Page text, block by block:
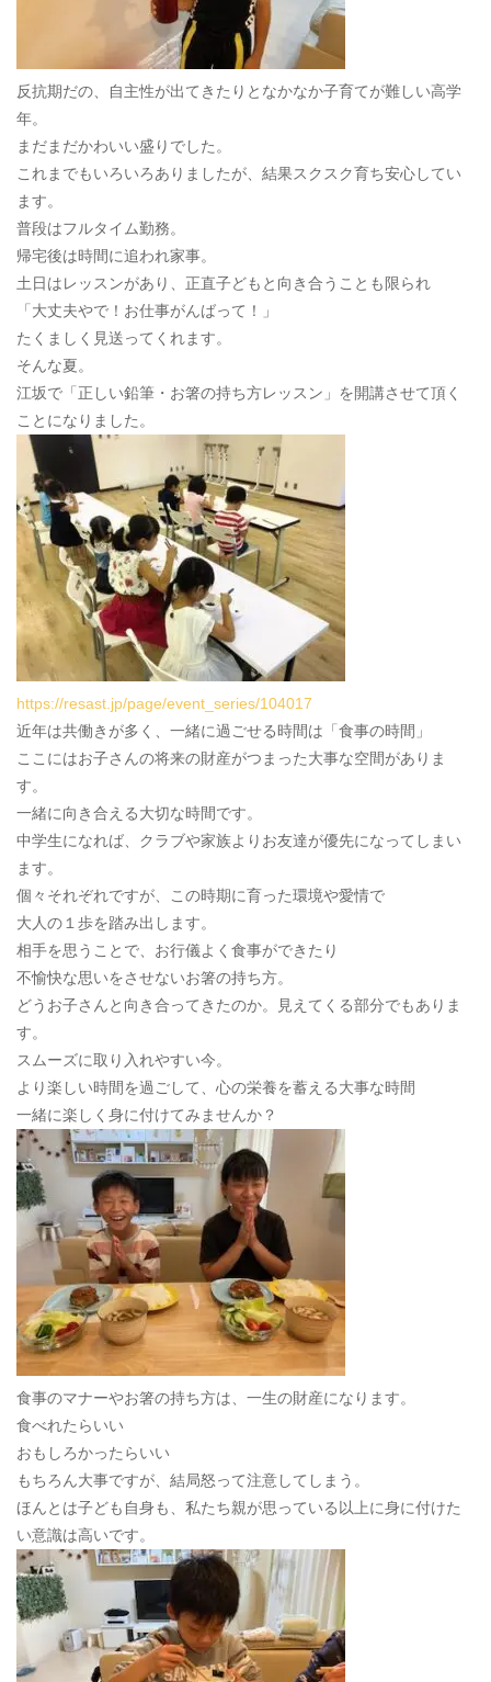
反抗期だの、自主性が出てきたりとなかなか子育てが難しい高学
年。
まだまだかわいい盛りでした。
これまでもいろいろありましたが、結果スクスク育ち安心してい
ます。
普段はフルタイム勤務。
帰宅後は時間に追われ家事。
土日はレッスンがあり、正直子どもと向き合うことも限られ
「大丈夫やで！お仕事がんばって！」
たくましく見送ってくれます。
そんな夏。
江坂で「正しい鉛筆・お箸の持ち方レッスン」を開講させて頂く
ことになりました。
https://resast.jp/page/event_series/104017
近年は共働きが多く、一緒に過ごせる時間は「食事の時間」
ここにはお子さんの将来の財産がつまった大事な空間がありま
す。
一緒に向き合える大切な時間です。
中学生になれば、クラブや家族よりお友達が優先になってしまい
ます。
個々それぞれですが、この時期に育った環境や愛情で
大人の１歩を踏み出します。
相手を思うことで、お行儀よく食事ができたり
不愉快な思いをさせないお箸の持ち方。
どうお子さんと向き合ってきたのか。見えてくる部分でもありま
す。
スムーズに取り入れやすい今。
より楽しい時間を過ごして、心の栄養を蓄える大事な時間
一緒に楽しく身に付けてみませんか？
食事のマナーやお箸の持ち方は、一生の財産になります。
食べれたらいい
おもしろかったらいい
もちろん大事ですが、結局怒って注意してしまう。
ほんとは子ども自身も、私たち親が思っている以上に身に付けた
い意識は高いです。